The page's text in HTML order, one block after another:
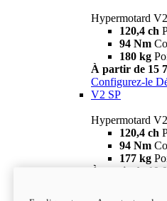
Hypermotard V2
120,4 ch
94 Nm
180 kg
À partir de 15
Configurez-le
V2 SP
Hypermotard
120,4 ch
94 Nm
177 kg
À partir de 19
new
V2 SP 100